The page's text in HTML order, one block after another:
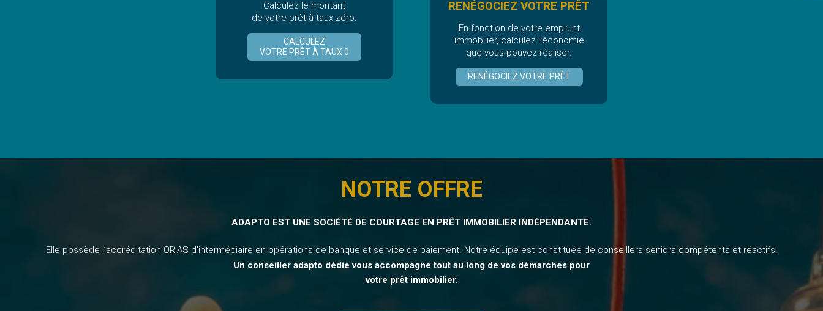
Calculez le montant
de votre prêt à taux zéro.
CALCULEZ
VOTRE PRÊT À TAUX 0
RENÉGOCIEZ VOTRE PRÊT
En fonction de votre emprunt
immobilier, calculez l’économie
que vous pouvez réaliser.
RENÉGOCIEZ VOTRE PRÊT
NOTRE OFFRE
ADAPTO EST UNE SOCIÉTÉ DE COURTAGE EN PRÊT IMMOBILIER INDÉPENDANTE.
Elle possède l’accréditation ORIAS d'intermédiaire en opérations de banque et service de paiement. Notre équipe est constituée de conseillers seniors compétents et réactifs.
Un conseiller adapto dédié vous accompagne tout au long de vos démarches pour
votre prêt immobilier.